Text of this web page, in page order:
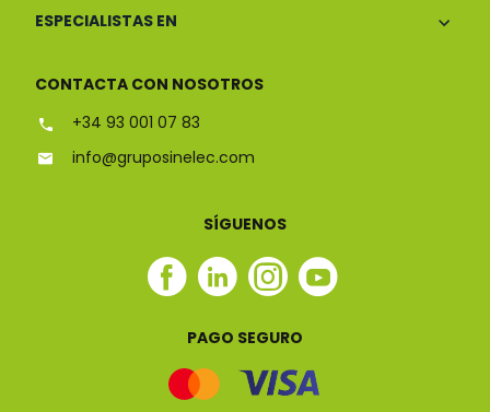
ESPECIALISTAS EN
CONTACTA CON NOSOTROS
+34 93 001 07 83
info@gruposinelec.com
SÍGUENOS
Facebook
Linkedin
Instagram
Youtube
PAGO SEGURO